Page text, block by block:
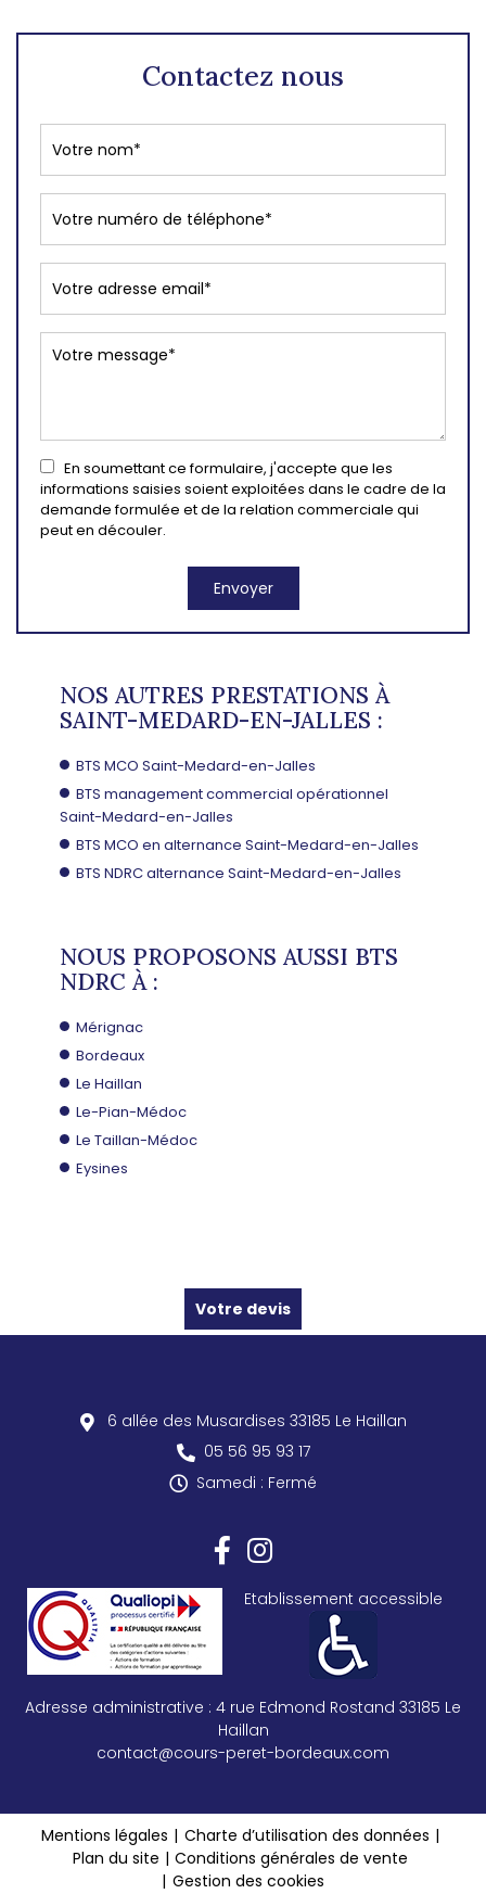
Contactez nous
En soumettant ce formulaire, j'accepte que les
informations saisies soient exploitées dans le cadre de la
demande formulée et de la relation commerciale qui
peut en découler.
NOS AUTRES PRESTATIONS À
SAINT-MEDARD-EN-JALLES :
BTS MCO Saint-Medard-en-Jalles
BTS management commercial opérationnel
Saint-Medard-en-Jalles
BTS MCO en alternance Saint-Medard-en-Jalles
BTS NDRC alternance Saint-Medard-en-Jalles
NOUS PROPOSONS AUSSI BTS
NDRC À :
Mérignac
Bordeaux
Le Haillan
Le-Pian-Médoc
Le Taillan-Médoc
Eysines
Votre devis
6 allée des Musardises 33185 Le Haillan
05 56 95 93 17
Samedi : Fermé
Etablissement accessible
Adresse administrative : 4 rue Edmond Rostand 33185 Le
Haillan
contact@cours-peret-bordeaux.com
Mentions légales
Charte d’utilisation des données
Plan du site
Conditions générales de vente
Gestion des cookies